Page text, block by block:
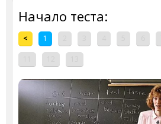
Начало теста:
< 1